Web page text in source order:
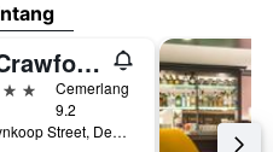
The Crawford Hotel
Cemerlang
9.2
1701 Wynkoop Street, Denver, CO, Amerika Syarikat